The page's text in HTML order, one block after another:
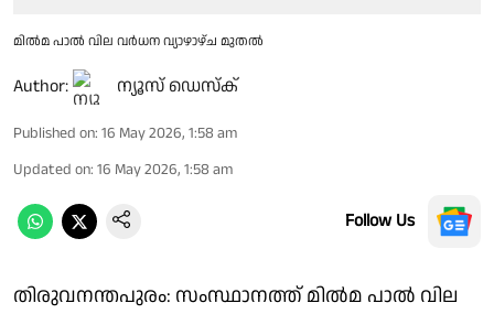
മിൽമ പാൽ വില വർധന വ്യാഴാഴ്ച മുതൽ
Author: ന്യൂസ് ഡെസ്ക്
Published on: 16 May 2026, 1:58 am
Updated on: 16 May 2026, 1:58 am
Follow Us
തിരുവനന്തപുരം: സംസ്ഥാനത്ത് മിൽമ പാൽ വില